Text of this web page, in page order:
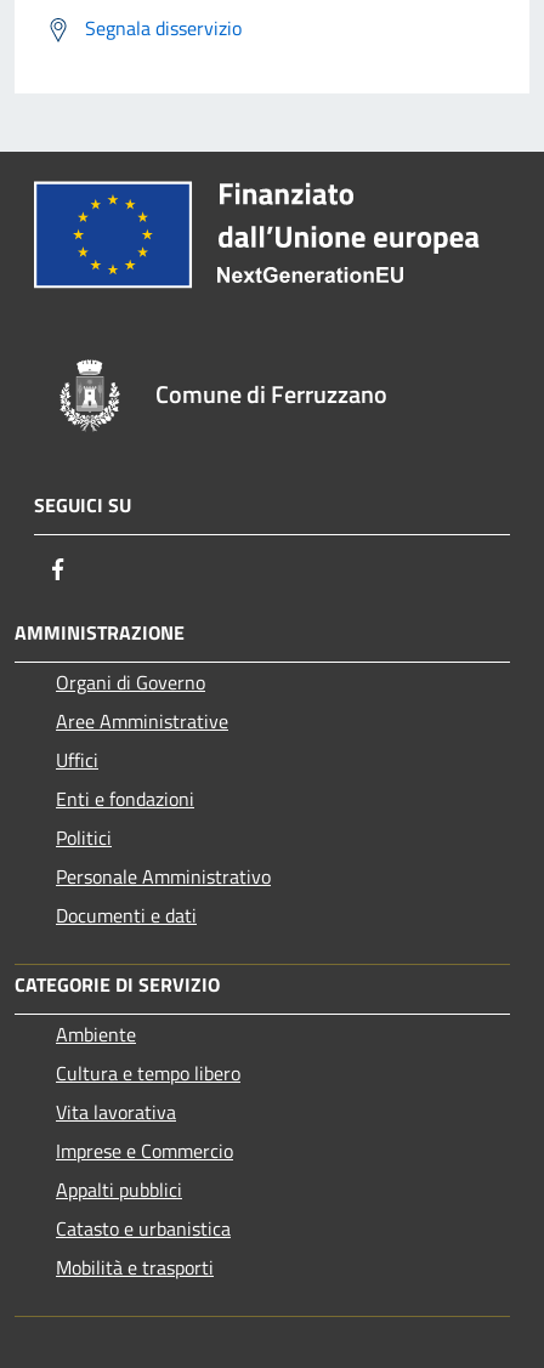
Segnala disservizio
Comune di Ferruzzano
SEGUICI SU
AMMINISTRAZIONE
Organi di Governo
Aree Amministrative
Uffici
Enti e fondazioni
Politici
Personale Amministrativo
Documenti e dati
CATEGORIE DI SERVIZIO
Ambiente
Cultura e tempo libero
Vita lavorativa
Imprese e Commercio
Appalti pubblici
Catasto e urbanistica
Mobilità e trasporti